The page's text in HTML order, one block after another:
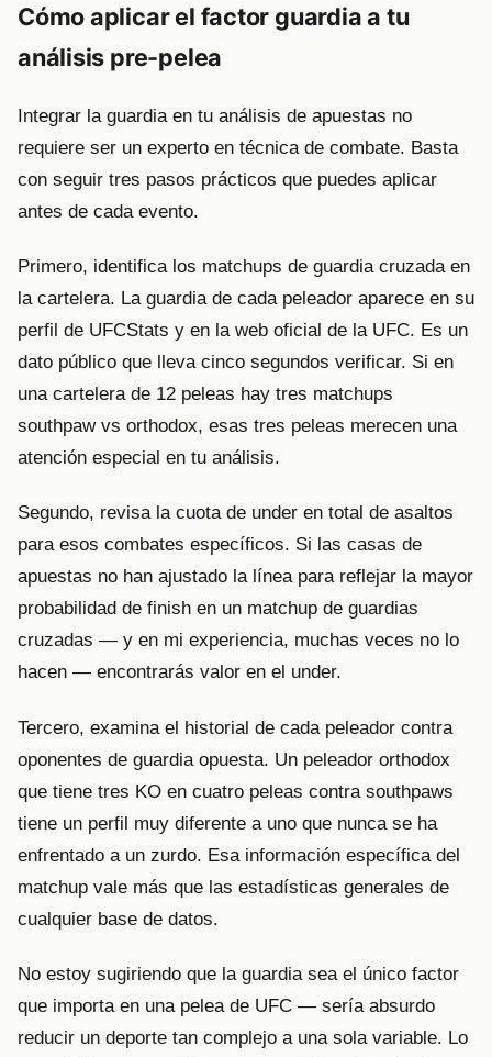
Cómo aplicar el factor guardia a tu
análisis pre-pelea
Integrar la guardia en tu análisis de apuestas no
requiere ser un experto en técnica de combate. Basta
con seguir tres pasos prácticos que puedes aplicar
antes de cada evento.
Primero, identifica los matchups de guardia cruzada en
la cartelera. La guardia de cada peleador aparece en su
perfil de UFCStats y en la web oficial de la UFC. Es un
dato público que lleva cinco segundos verificar. Si en
una cartelera de 12 peleas hay tres matchups
southpaw vs orthodox, esas tres peleas merecen una
atención especial en tu análisis.
Segundo, revisa la cuota de under en total de asaltos
para esos combates específicos. Si las casas de
apuestas no han ajustado la línea para reflejar la mayor
probabilidad de finish en un matchup de guardias
cruzadas — y en mi experiencia, muchas veces no lo
hacen — encontrarás valor en el under.
Tercero, examina el historial de cada peleador contra
oponentes de guardia opuesta. Un peleador orthodox
que tiene tres KO en cuatro peleas contra southpaws
tiene un perfil muy diferente a uno que nunca se ha
enfrentado a un zurdo. Esa información específica del
matchup vale más que las estadísticas generales de
cualquier base de datos.
No estoy sugiriendo que la guardia sea el único factor
que importa en una pelea de UFC — sería absurdo
reducir un deporte tan complejo a una sola variable. Lo